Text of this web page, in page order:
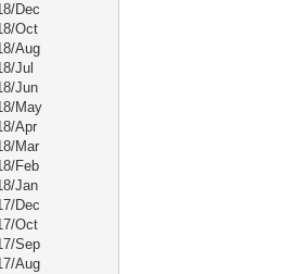
Dec
Oct
Aug
Jul
Jun
May
Apr
Mar
Feb
Jan
Dec
Oct
Sep
Aug